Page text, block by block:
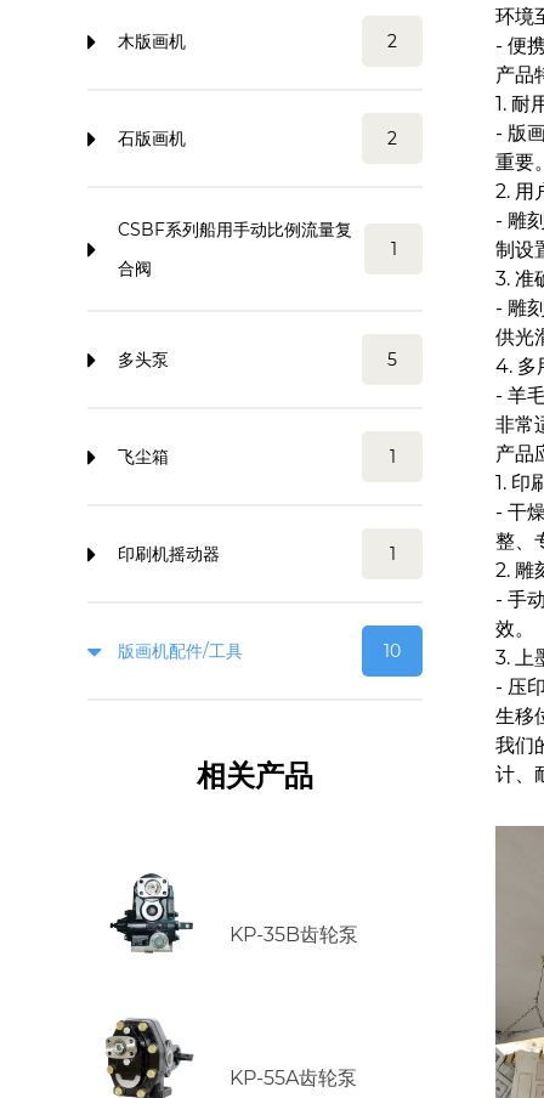
木版画机 2
石版画机 2
CSBF系列船用手动比例流量复
合阀
1
多头泵 5
飞尘箱 1
印刷机摇动器 1
版画机配件/工具 10
相关产品
KP-35B齿轮泵
KP-55A齿轮泵
环境
- 便
产品
1. 耐
- 版
重要
2. 用
- 雕
制设
3. 准
- 雕
供光
4. 多
- 羊
非常
产品
1. 印
- 干
整、
2. 雕
- 手
效。
3. 上
- 压
生移
我们
计、